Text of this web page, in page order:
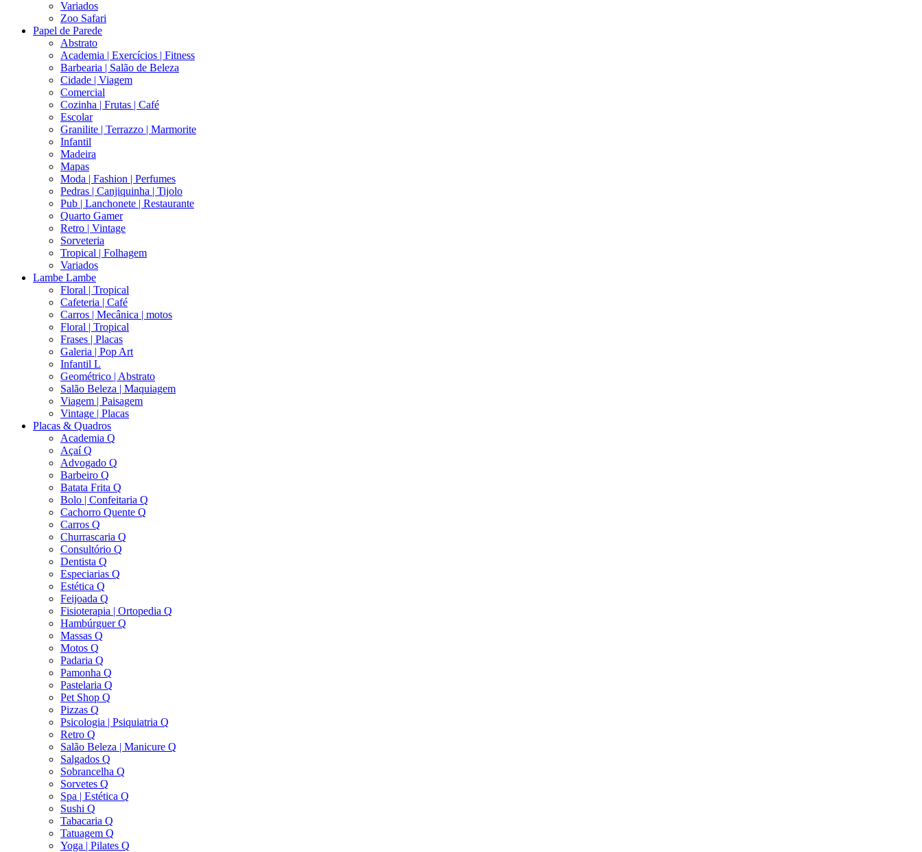
Variados
Zoo Safari
Papel de Parede
Abstrato
Academia | Exercícios | Fitness
Barbearia | Salão de Beleza
Cidade | Viagem
Comercial
Cozinha | Frutas | Café
Escolar
Granilite | Terrazzo | Marmorite
Infantil
Madeira
Mapas
Moda | Fashion | Perfumes
Pedras | Canjiquinha | Tijolo
Pub | Lanchonete | Restaurante
Quarto Gamer
Retro | Vintage
Sorveteria
Tropical | Folhagem
Variados
Lambe Lambe
Floral | Tropical
Cafeteria | Café
Carros | Mecânica | motos
Floral | Tropical
Frases | Placas
Galeria | Pop Art
Infantil L
Geométrico | Abstrato
Salão Beleza | Maquiagem
Viagem | Paisagem
Vintage | Placas
Placas & Quadros
Academia Q
Açaí Q
Advogado Q
Barbeiro Q
Batata Frita Q
Bolo | Confeitaria Q
Cachorro Quente Q
Carros Q
Churrascaria Q
Consultório Q
Dentista Q
Especiarias Q
Estética Q
Feijoada Q
Fisioterapia | Ortopedia Q
Hambúrguer Q
Massas Q
Motos Q
Padaria Q
Pamonha Q
Pastelaria Q
Pet Shop Q
Pizzas Q
Psicologia | Psiquiatria Q
Retro Q
Salão Beleza | Manicure Q
Salgados Q
Sobrancelha Q
Sorvetes Q
Spa | Estética Q
Sushi Q
Tabacaria Q
Tatuagem Q
Yoga | Pilates Q